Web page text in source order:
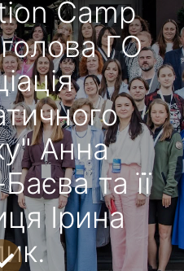
Camp
ГО
Анна
та її
Ірина